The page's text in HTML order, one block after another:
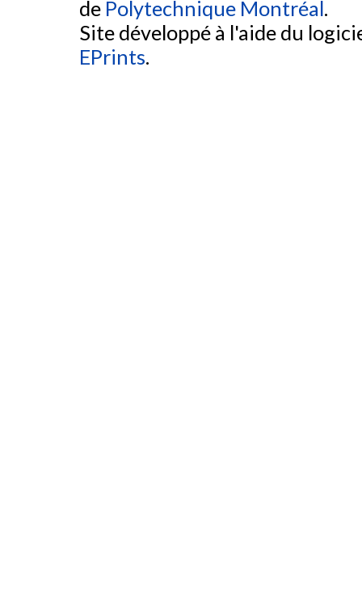
de Polytechnique Montréal.
Site développé à l'aide du
EPrints.